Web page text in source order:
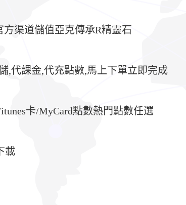
方渠道儲值亞克傳承R精靈石
,代課金,代充點數,馬上下單立即完成
卡/MyCard點數熱門點數任選
載